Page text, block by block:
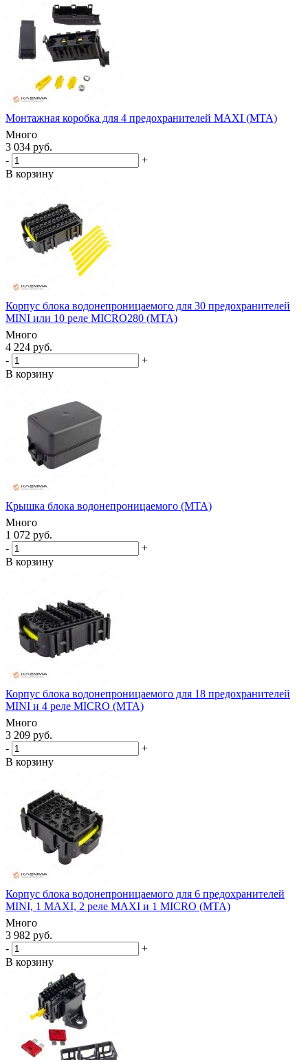
Монтажная коробка для 4 предохранителей MAXI (MTA)
Много
3 034 руб.
-
+
В корзину
Корпус блока водонепроницаемого для 30 предохранителей
MINI или 10 реле MICRO280 (MTA)
Много
4 224 руб.
-
+
В корзину
Крышка блока водонепроницаемого (MTA)
Много
1 072 руб.
-
+
В корзину
Корпус блока водонепроницаемого для 18 предохранителей
MINI и 4 реле MICRO (MTA)
Много
3 209 руб.
-
+
В корзину
Корпус блока водонепроницаемого для 6 предохранителей
MINI, 1 MAXI, 2 реле MAXI и 1 MICRO (MTA)
Много
3 982 руб.
-
+
В корзину